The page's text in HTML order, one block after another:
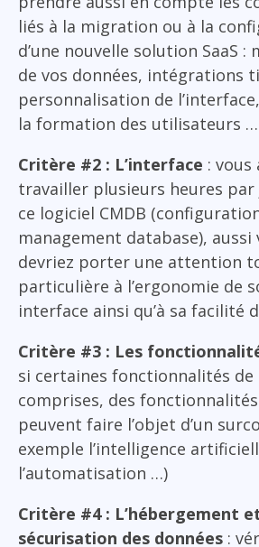
liés à la migration ou à la
d’une nouvelle solution SaaS :
de vos données, intégrations
personnalisation de
la formation des utilisateurs …
Critère #2 : L’interface : vous
travailler plusieurs heures par
ce logiciel CMDB
management database), aussi
devriez porter une attention
particulière à l’ergonomie de
interface ainsi qu’à sa facilité
Critère #3 : Les
si certaines fonctionnalités de
comprises, des fonctionnalités
peuvent faire l’objet d’un
exemple l’intelligence
l’automatisation …)
Critère #4 : L’hébergement
sécurisation des données :